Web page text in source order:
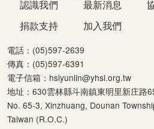
主導覽
認識我們 最新消息
捐款支持
加入我們
電話：(05)597-2639
傳真：(05)597-6391
電子信箱： hsiyunlin@yhsi.org.tw
地址：630雲林縣斗南鎮東明里新庄路
No. 65-3, Xinzhuang, Dounan
Taiwan (R.O.C.)